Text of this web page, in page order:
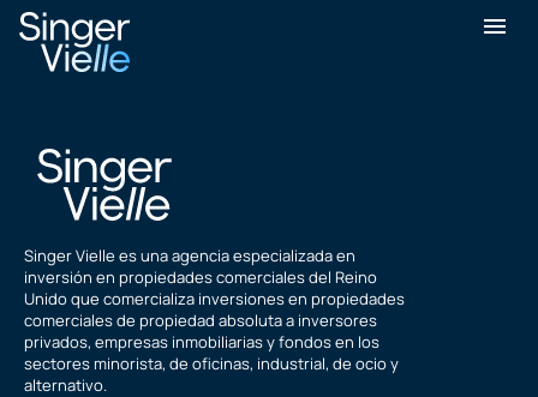
Joe Tam
Singer Vielle es una agencia especializada en
inversión en propiedades comerciales del Reino
Unido que comercializa inversiones en propiedades
comerciales de propiedad absoluta a inversores
privados, empresas inmobiliarias y fondos en los
sectores minorista, de oficinas, industrial, de ocio y
alternativo.